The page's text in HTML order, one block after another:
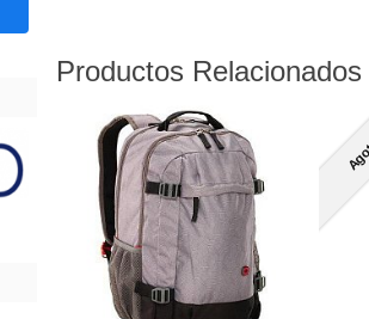
Productos Relacionados